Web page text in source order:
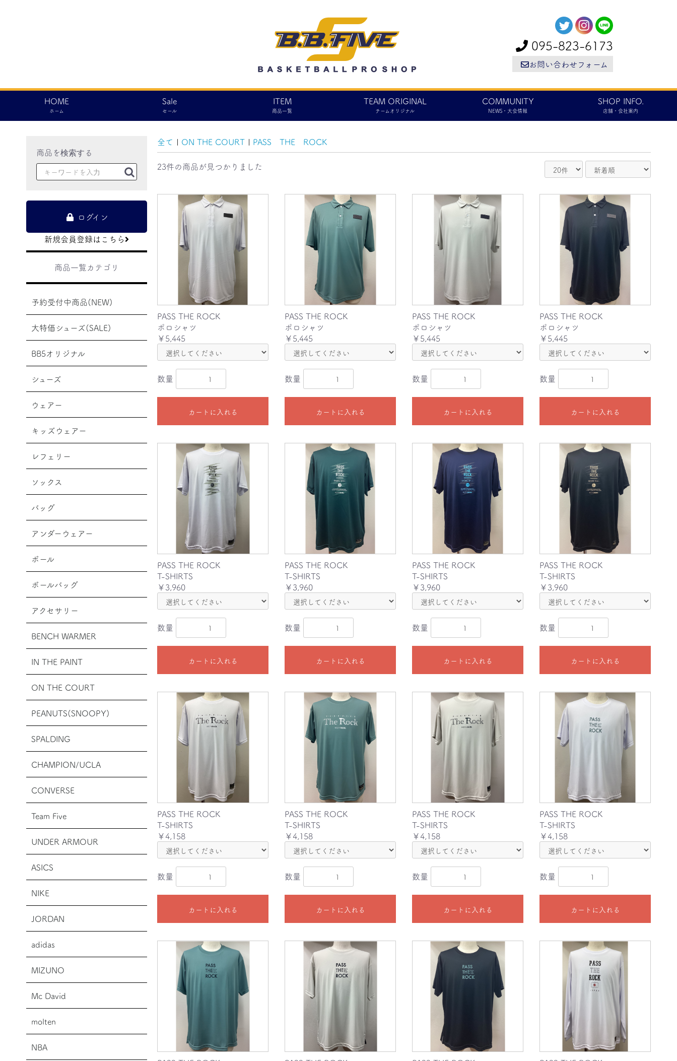
095-823-6173
お問い合わせフォーム
HOME
ホーム
Sale
セール
ITEM
商品一覧
TEAM ORIGINAL
チームオリジナル
COMMUNITY
NEWS・大会情報
SHOP INFO.
店舗・会社案内
ログイン
新規会員登録はこちら
商品一覧カテゴリ
予約受付中商品(NEW)
大特価シューズ(SALE)
BB5オリジナル
シューズ
ウェアー
キッズウェアー
レフェリー
ソックス
バッグ
アンダーウェアー
ボール
ボールバッグ
アクセサリー
BENCH WARMER
IN THE PAINT
ON THE COURT
PEANUTS(SNOOPY)
SPALDING
CHAMPION/UCLA
CONVERSE
Team Five
UNDER ARMOUR
ASICS
NIKE
JORDAN
adidas
MIZUNO
Mc David
molten
NBA
全て | ON THE COURT | PASS THE ROCK
23件の商品が見つかりました
PASS THE ROCK
ポロシャツ
￥5,445
数量
カートに入れる
PASS THE ROCK
ポロシャツ
￥5,445
数量
カートに入れる
PASS THE ROCK
ポロシャツ
￥5,445
数量
カートに入れる
PASS THE ROCK
ポロシャツ
￥5,445
数量
カートに入れる
PASS THE ROCK
T-SHIRTS
￥3,960
数量
カートに入れる
PASS THE ROCK
T-SHIRTS
￥3,960
数量
カートに入れる
PASS THE ROCK
T-SHIRTS
￥3,960
数量
カートに入れる
PASS THE ROCK
T-SHIRTS
￥3,960
数量
カートに入れる
PASS THE ROCK
T-SHIRTS
￥4,158
数量
カートに入れる
PASS THE ROCK
T-SHIRTS
￥4,158
数量
カートに入れる
PASS THE ROCK
T-SHIRTS
￥4,158
数量
カートに入れる
PASS THE ROCK
T-SHIRTS
￥4,158
数量
カートに入れる
お買い物を続ける カートへ進む